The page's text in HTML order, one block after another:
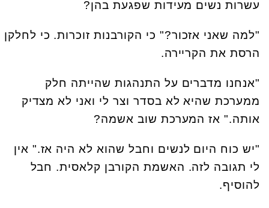
עשרות נשים מעידות שפגעת בהן?
"למה שאני אזכור?" כי הקורבנות זוכרות. כי לחלקן
הרסת את הקריירה.
"אנחנו מדברים על התנהגות שהייתה חלק
ממערכת שהיא לא בסדר וצר לי ואני לא מצדיק
אותה." אז המערכת שוב אשמה?
"יש כוח היום לנשים וחבל שהוא לא היה אז." אין
לי תגובה לזה. האשמת הקורבן קלאסית. חבל
להוסיף.